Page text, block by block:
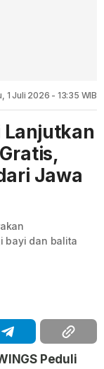
1 Juli 2026 - 13:35 WIB
Lanjutkan
Jawa
bayi dan balita
Peduli